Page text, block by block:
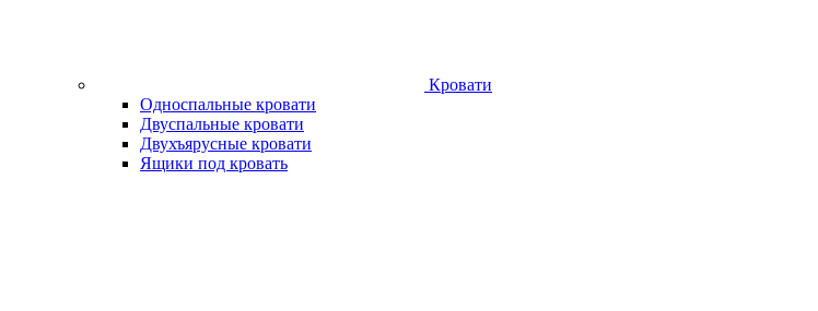
Кровати
Односпальные кровати
Двуспальные кровати
Двухъярусные кровати
Ящики под кровать